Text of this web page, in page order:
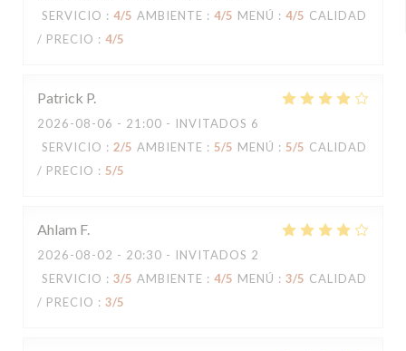
SERVICIO : 4/5 AMBIENTE : 4/5 MENÚ : 4/5 CALIDAD
/ PRECIO : 4/5
Patrick P
2026-08-06 - 21:00 - INVITADOS 6
SERVICIO : 2/5 AMBIENTE : 5/5 MENÚ : 5/5 CALIDAD
/ PRECIO : 5/5
Ahlam F
2026-08-02 - 20:30 - INVITADOS 2
SERVICIO : 3/5 AMBIENTE : 4/5 MENÚ : 3/5 CALIDAD
/ PRECIO : 3/5